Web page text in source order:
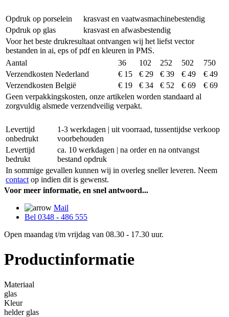
Opdruk op porselein
krasvast en vaatwasmachinebestendig
Opdruk op glas
krasvast en afwasbestendig
Voor het beste drukresultaat ontvangen wij het liefst vector
bestanden in ai, eps of pdf en kleuren in PMS.
Aantal
36 102 252 502
750
Verzendkosten Nederland
€ 15 € 29 € 39 € 49
€ 49
Verzendkosten België
€ 19 € 34 € 52 € 69
€ 69
Geen verpakkingskosten, onze artikelen worden standaard al
zorgvuldig alsmede verzendveilig verpakt.
Levertijd
onbedrukt
1-3 werkdagen | uit voorraad, tussentijdse verkoop
voorbehouden
Levertijd
bedrukt
ca. 10 werkdagen | na order en na ontvangst
bestand opdruk
In sommige gevallen kunnen wij in overleg sneller leveren. Neem
contact op indien dit is gewenst.
Voor meer informatie, en snel antwoord...
Mail
Bel 0348 - 486 555
Open maandag t/m vrijdag van 08.30 - 17.30 uur.
Productinformatie
Materiaal
glas
Kleur
helder glas